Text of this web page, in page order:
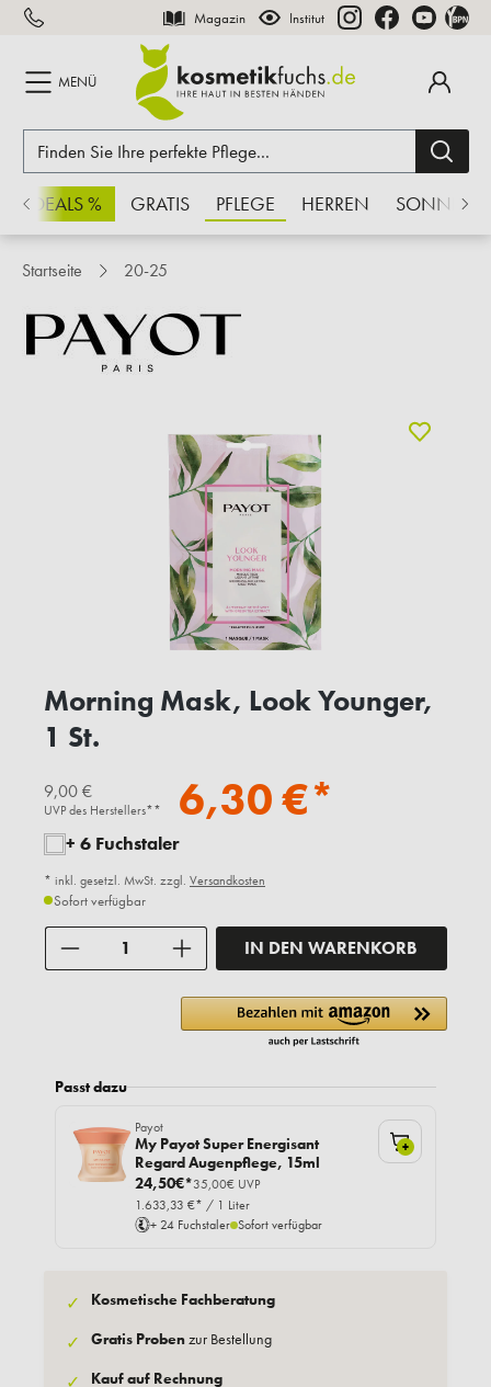
springen Magazin Institut
MENÜ
% GRATIS PFLEGE HERREN SONNE
Startseite 20-25
Morning Mask, Look Younger,
1 St.
9,00 €
UVP des Herstellers** 6,30 €*
+ 6 Fuchstaler
* inkl. gesetzl. MwSt. zzgl. Versandkosten
Sofort verfügbar
IN DEN WARENKORB
Passt dazu
Payot
My Payot Super Energisant
Regard Augenpflege, 15ml
24,50€*35,00€ UVP
1.633,33 €* / 1 Liter
+ 24 Fuchstaler Sofort verfügbar
+
✓ Kosmetische Fachberatung
✓ Gratis Probenzur Bestellung
✓ Kauf auf Rechnung